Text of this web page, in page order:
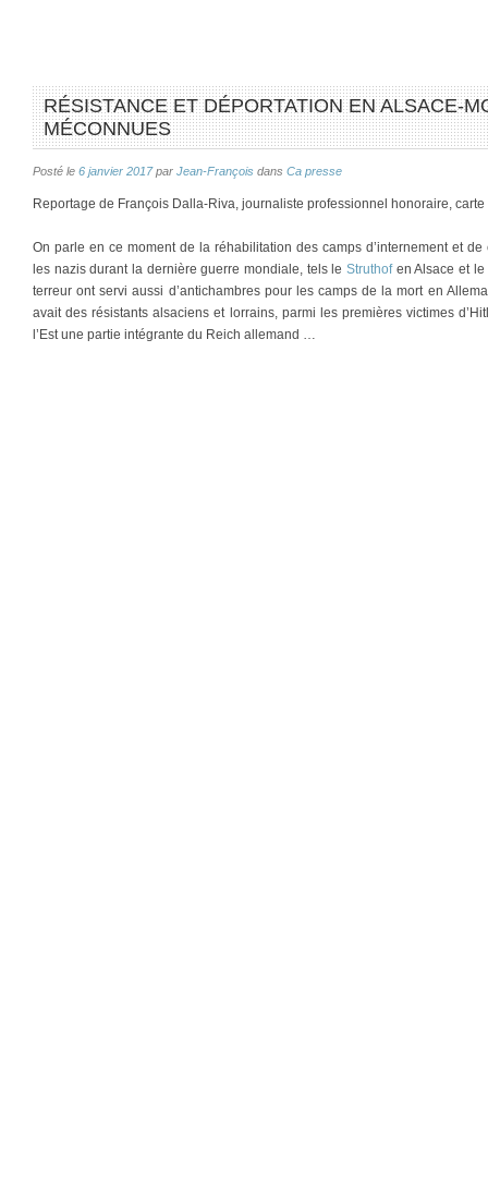
RÉSISTANCE ET DÉPORTATION EN ALSACE-
MÉCONNUES
Posté le 6 janvier 2017 par Jean-François dans Ca presse
Reportage de François Dalla-Riva, journaliste professionnel honoraire,
On parle en ce moment de la réhabilitation des camps d’internement et
les nazis durant la dernière guerre mondiale, tels le Struthof en Alsace et
terreur ont servi aussi d’antichambres pour les camps de la mort en
avait des résistants alsaciens et lorrains, parmi les premières victimes
l’Est une partie intégrante du Reich allemand …